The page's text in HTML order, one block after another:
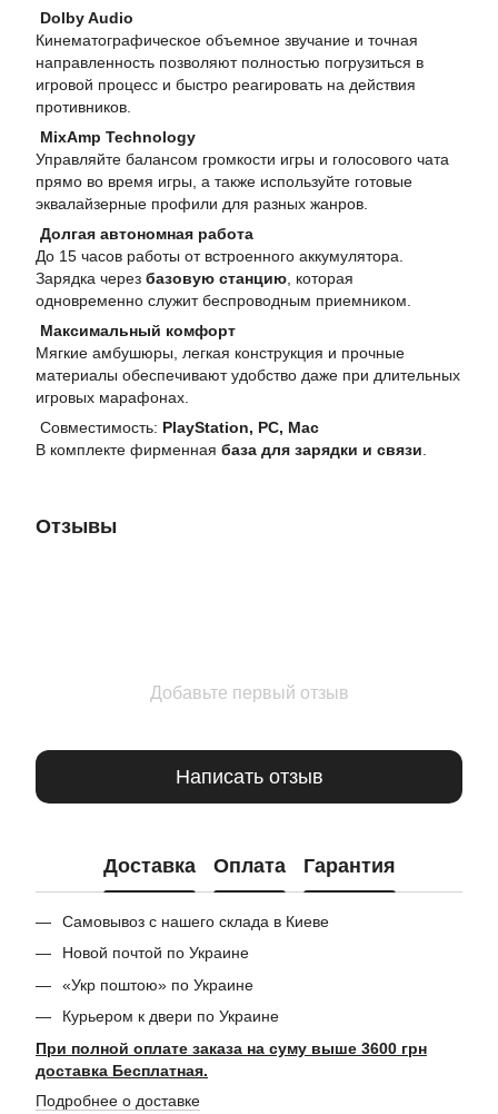
Dolby Audio
Кинематографическое объемное звучание и точная
направленность позволяют полностью погрузиться в
игровой процесс и быстро реагировать на действия
противников.
MixAmp Technology
Управляйте балансом громкости игры и голосового чата
прямо во время игры, а также используйте готовые
эквалайзерные профили для разных жанров.
Долгая автономная работа
До 15 часов работы от встроенного аккумулятора.
Зарядка через базовую станцию , которая
одновременно служит беспроводным приемником.
Максимальный комфорт
Мягкие амбушюры, легкая конструкция и прочные
материалы обеспечивают удобство даже при длительных
игровых марафонах.
Совместимость: PlayStation, PC, Mac
В комплекте фирменная база для зарядки и связи
Отзывы
Добавьте первый отзыв
Написать отзыв
Доставка Оплата Гарантия
Самовывоз с нашего склада в Киеве
Новой почтой по Украине
«Укр поштою» по Украине
Курьером к двери по Украине
При полной оплате заказа на суму выше 3600 грн
доставка Бесплатная.
Подробнее о доставке